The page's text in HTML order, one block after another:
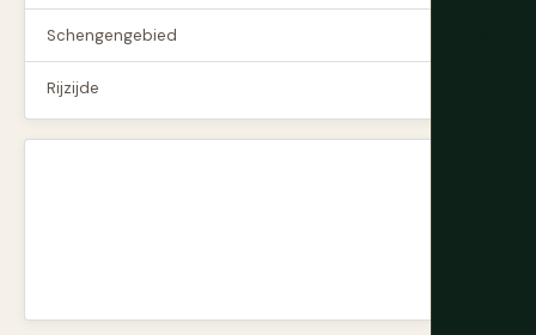
Schengengebied
Rijzijde